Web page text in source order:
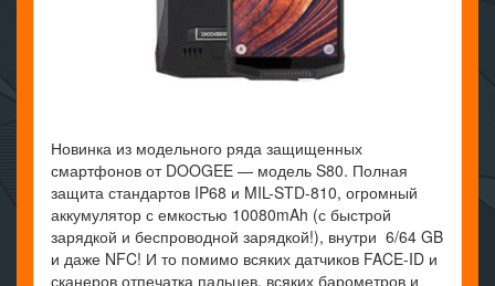
Новинка из модельного ряда защищенных
смартфонов от DOOGEE — модель S80. Полная
защита стандартов IP68 и MIL-STD-810, огромный
аккумулятор с емкостью 10080mAh (с быстрой
зарядкой и беспроводной зарядкой!), внутри 6/64 GB
и даже NFC! И то помимо всяких датчиков FACE-ID и
сканеров отпечатка пальцев, всяких барометров и